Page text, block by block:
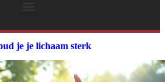
je je lichaam sterk